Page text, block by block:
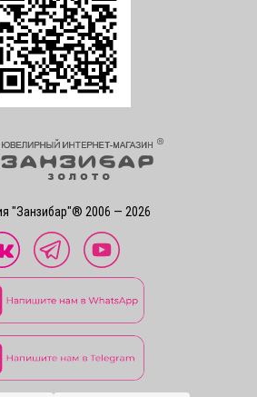
"Занзибар"® 2006 — 2026